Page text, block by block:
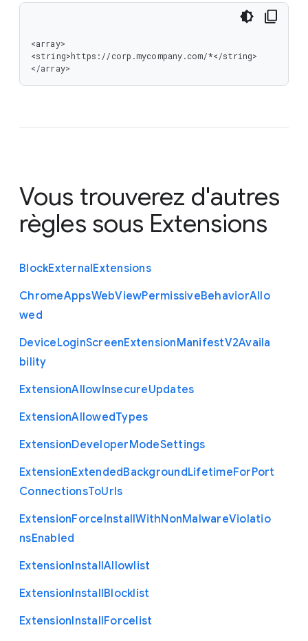
<array>
<string>https://corp.mycompany.com/*</string>
</array>
Vous trouverez d'autres
règles sous Extensions
BlockExternalExtensions
ChromeAppsWebViewPermissiveBehaviorAllo
wed
DeviceLoginScreenExtensionManifestV2Availa
bility
ExtensionAllowInsecureUpdates
ExtensionAllowedTypes
ExtensionDeveloperModeSettings
ExtensionExtendedBackgroundLifetimeForPort
ConnectionsToUrls
ExtensionForceInstallWithNonMalwareViolatio
nsEnabled
ExtensionInstallAllowlist
ExtensionInstallBlocklist
ExtensionInstallForcelist